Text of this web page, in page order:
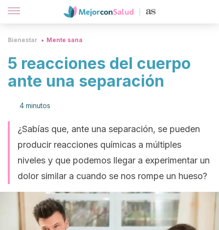
Bienestar Mente sana
5 reacciones del cuerpo
ante una separación
4 minutos
¿Sabías que, ante una separación, se pueden
producir reacciones químicas a múltiples
niveles y que podemos llegar a experimentar un
dolor similar a cuando se nos rompe un hueso?